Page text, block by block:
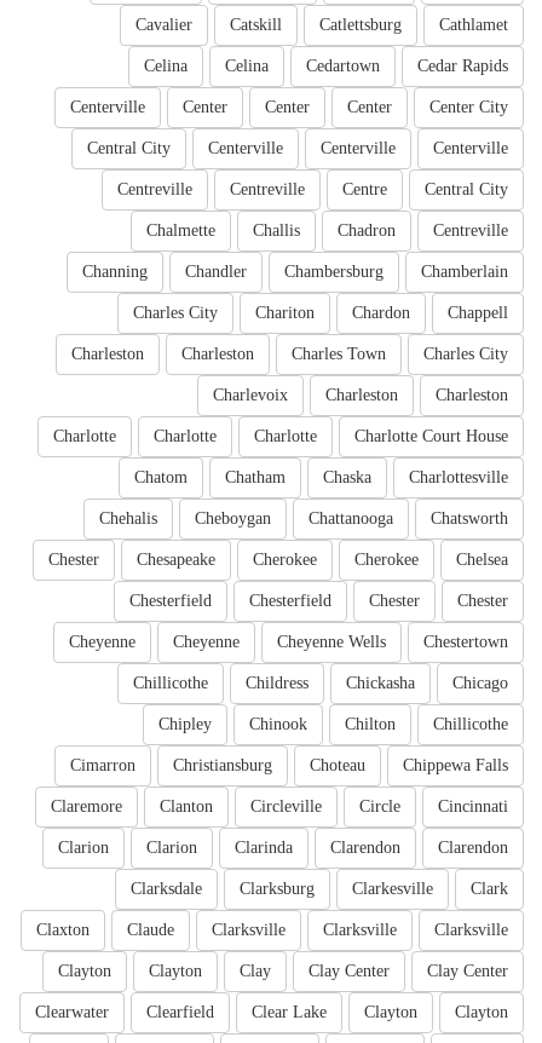
Cathlamet
Catlettsburg
Catskill
Cavalier
Cedar Rapids
Cedartown
Celina
Celina
Center City
Center
Center
Center
Centerville
Centerville
Centerville
Centerville
Central City
Central City
Centre
Centreville
Centreville
Centreville
Chadron
Challis
Chalmette
Chamberlain
Chambersburg
Chandler
Channing
Chappell
Chardon
Chariton
Charles City
Charles City
Charles Town
Charleston
Charleston
Charleston
Charleston
Charlevoix
Charlotte Court House
Charlotte
Charlotte
Charlotte
Charlottesville
Chaska
Chatham
Chatom
Chatsworth
Chattanooga
Cheboygan
Chehalis
Chelsea
Cherokee
Cherokee
Chesapeake
Chester
Chester
Chester
Chesterfield
Chesterfield
Chestertown
Cheyenne Wells
Cheyenne
Cheyenne
Chicago
Chickasha
Childress
Chillicothe
Chillicothe
Chilton
Chinook
Chipley
Chippewa Falls
Choteau
Christiansburg
Cimarron
Cincinnati
Circle
Circleville
Clanton
Claremore
Clarendon
Clarendon
Clarinda
Clarion
Clarion
Clark
Clarkesville
Clarksburg
Clarksdale
Clarksville
Clarksville
Clarksville
Claude
Claxton
Clay Center
Clay Center
Clay
Clayton
Clayton
Clayton
Clayton
Clear Lake
Clearfield
Clearwater